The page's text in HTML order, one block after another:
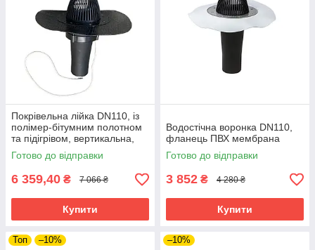
Покрівельна лійка DN110, із
полімер-бітумним полотном
та підігрівом, вертикальна,
Finland
Готово до відправки
6 359,40 ₴ 7 066 ₴
Купити
Водостічна воронка DN110,
фланець ПВХ мембрана
Готово до відправки
3 852 ₴ 4 280 ₴
Купити
Топ –10% –10%